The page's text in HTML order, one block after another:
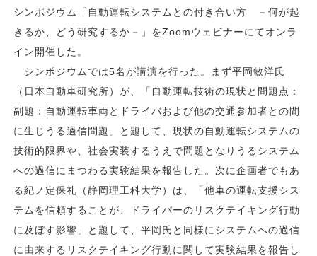
シンポジウム「自動運転システムとの付き合い方 －何が起
きるか、どう研究するか－」をZoomウェビナーにてオンラ
イン開催した。
シンポジウムでは5名が講演を行った。まず平岡敏洋氏
（日本自動車研究所）が、「自動運転技術の現状と問題点：
副題：自動運転車両とドライバおよび他の交通参加者との間
に生じうる過信問題」と題して、現状の自動運転システムの
技術的限界や、社会実装するうえで問題となりうるシステム
への過信にまつわる実験結果を報告した。次に企画者でもあ
る紀ノ定保礼（静岡理工科大学）は、「他車の運転支援シス
テムを信頼することが、ドライバーのリスクテイキング行動
に及ぼす影響」と題して、平岡氏と同様にシステムへの過信
に由来するリスクテイキング行動に関して実験結果を報告し